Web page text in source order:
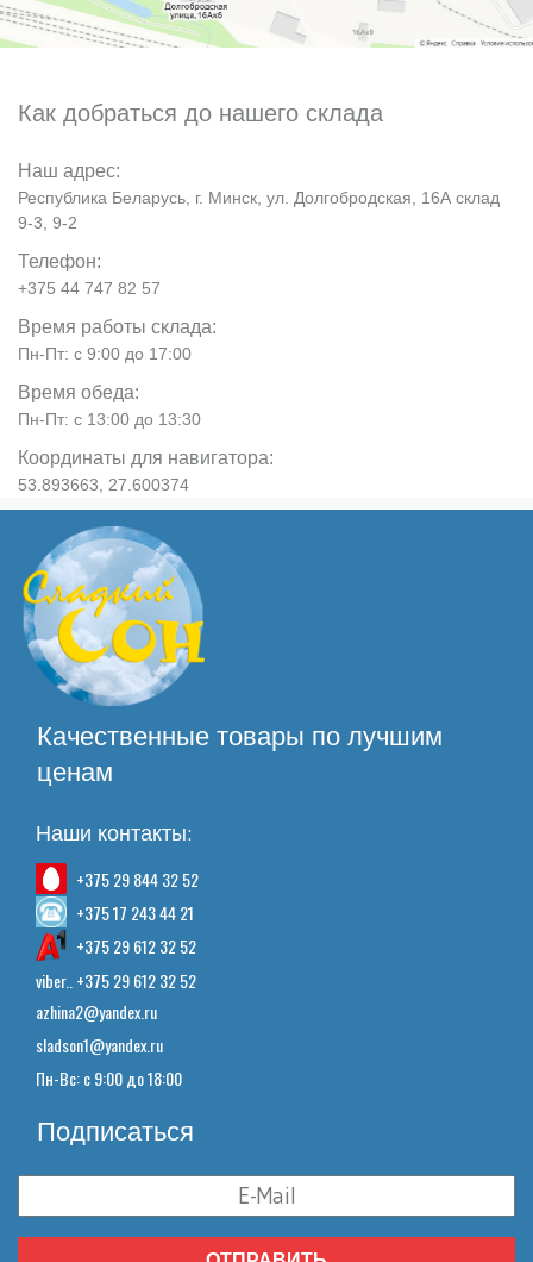
Как добраться до нашего склада
Наш адрес:
Республика Беларусь, г. Минск, ул. Долгобродская, 16А склад
9-3, 9-2
Телефон:
+375 44 747 82 57
Время работы склада:
Пн-Пт: с 9:00 до 17:00
Время обеда:
Пн-Пт: с 13:00 до 13:30
Координаты для навигатора:
53.893663, 27.600374
Качественные товары по лучшим
ценам
Наши контакты:
+375 29 844 32 52
+375 17 243 44 21
+375 29 612 32 52
viber.. +375 29 612 32 52
azhina2@yandex.ru
sladson1@yandex.ru
Пн-Вс: с 9:00 до 18:00
Подписаться